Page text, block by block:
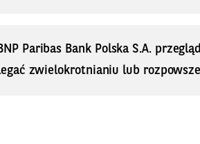
Paribas Bank Polska S.A.
zwielokrotnianiu lub